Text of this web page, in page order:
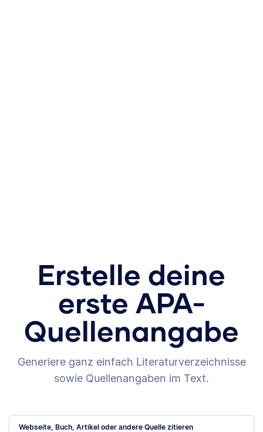
Erstelle deine
erste APA-
Quellenangabe
Generiere ganz einfach Literaturverzeichnisse
sowie Quellenangaben im Text.
Webseite, Buch, Artikel oder andere Quelle zitieren